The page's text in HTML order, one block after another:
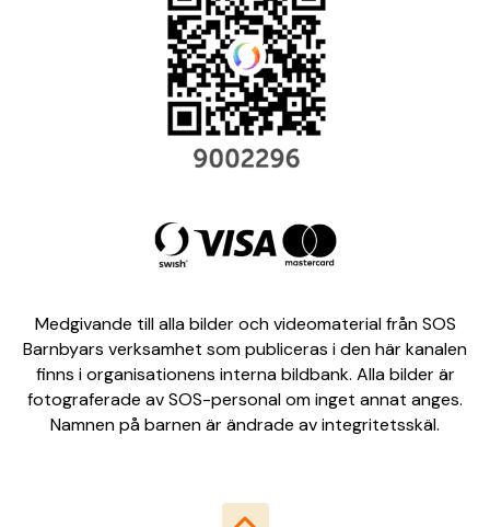
Medgivande till alla bilder och videomaterial från SOS
Barnbyars verksamhet som publiceras i den här kanalen
finns i organisationens interna bildbank. Alla bilder är
fotograferade av SOS-personal om inget annat anges.
Namnen på barnen är ändrade av integritetsskäl.